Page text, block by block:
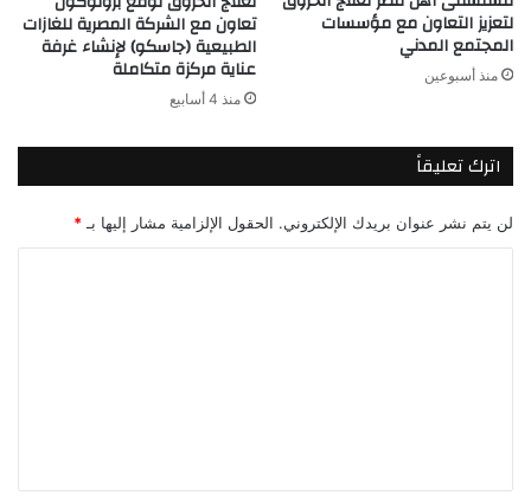
لتعزيز التعاون مع مؤسسات
المجتمع المدني
منذ أسبوعين
تعاون مع الشركة المصرية للغازات
الطبيعية (جاسكو) لإنشاء غرفة
عناية مركزة متكاملة
منذ 4 أسابيع
اترك تعليقاً
لن يتم نشر عنوان بريدك الإلكتروني. الحقول الإلزامية مشار إليها بـ *